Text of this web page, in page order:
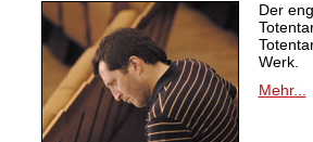
Der
Werk.
Mehr...